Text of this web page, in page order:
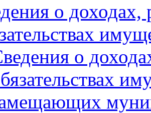
о доходах,
о